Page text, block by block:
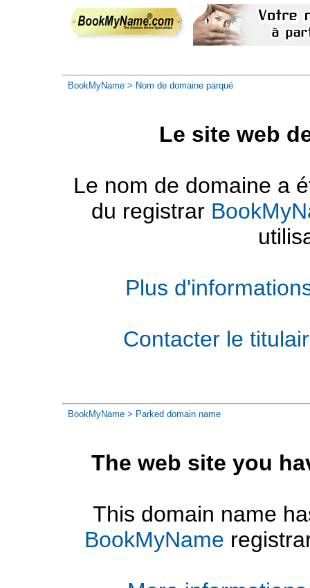
BookMyName > Nom de domaine parqué
Le site web
Le nom de domaine a
du registrar
Plus
Contacter le
BookMyName > Parked domain name
The web site you
This domain name
BookMyName